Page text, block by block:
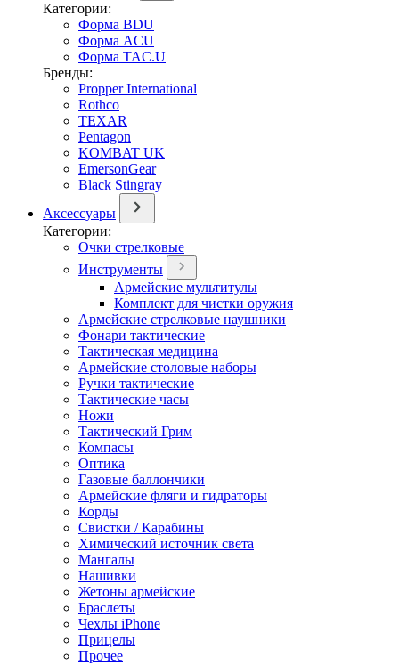
Категории:
Форма BDU
Форма ACU
Форма TAC.U
Бренды:
Propper International
Rothco
TEXAR
Pentagon
KOMBAT UK
EmersonGear
Black Stingray
Аксессуары
Категории:
Очки стрелковые
Инструменты
Армейские мультитулы
Комплект для чистки оружия
Армейские стрелковые наушники
Фонари тактические
Тактическая медицина
Армейские столовые наборы
Ручки тактические
Тактические часы
Ножи
Тактический Грим
Компасы
Оптика
Газовые баллончики
Армейские фляги и гидраторы
Корды
Свистки / Карабины
Химический источник света
Мангалы
Нашивки
Жетоны армейские
Браслеты
Чехлы iPhone
Прицелы
Прочее